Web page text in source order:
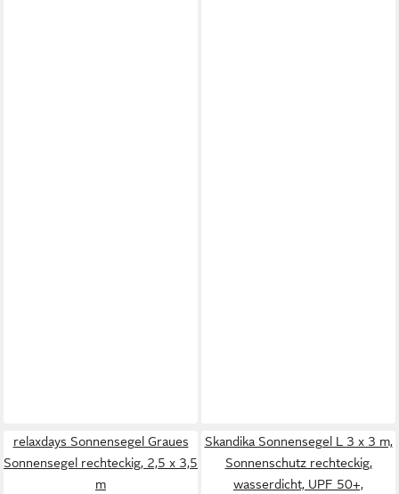
relaxdays Sonnensegel Graues
Sonnensegel rechteckig, 2,5 x 3,5
m
Skandika Sonnensegel L 3 x 3 m,
Sonnenschutz rechteckig,
wasserdicht, UPF 50+,